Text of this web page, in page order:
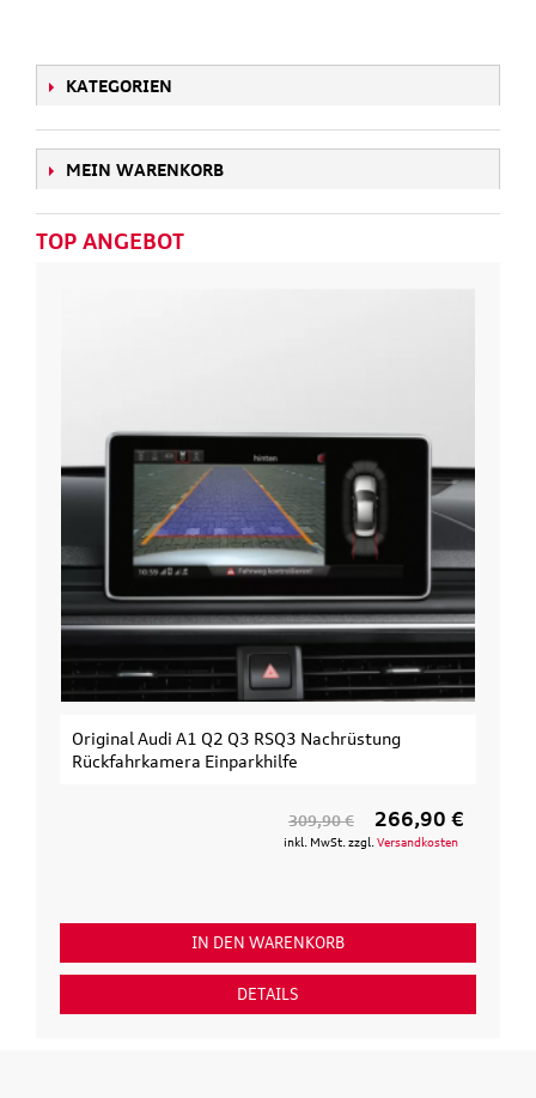
KATEGORIEN
MEIN WARENKORB
TOP ANGEBOT
Nachrüstung
Original Audi
3. Fahrrad